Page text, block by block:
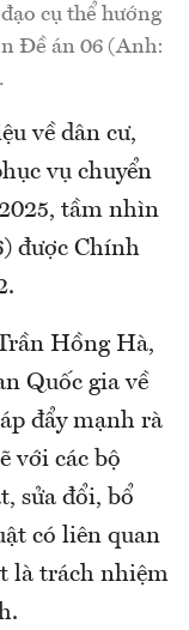
cụ thể hướng
Đề án 06 (Anh:
về dân cư,
vụ chuyển
tầm nhìn
được Chính
Hồng Hà,
Quốc gia về
đẩy mạnh rà
với các bộ
sửa đổi, bổ
có liên quan
là trách nhiệm